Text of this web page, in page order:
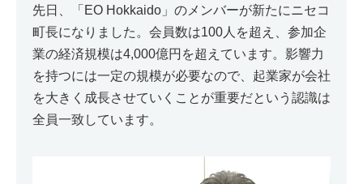
先日、「EO Hokkaido」のメンバーが新たにニセコ
町長になりました。会員数は100人を超え、参加企
業の経済規模は4,000億円を超えています。影響力
を持つには一定の規模が必要なので、起業家が会社
を大きく成長させていくことが重要だという認識は
全員一致しています。